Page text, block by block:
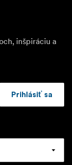
inšpiráciu a
Prihlásiť sa